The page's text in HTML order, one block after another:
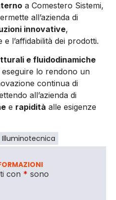
a Comestero Sistemi,
all’azienda di
innovative,
l’affidabilità dei prodotti.
e fluidodinamiche
lo rendono un
continua di
all’azienda di
e rapidità alle esigenze
Illuminotecnica
con * sono